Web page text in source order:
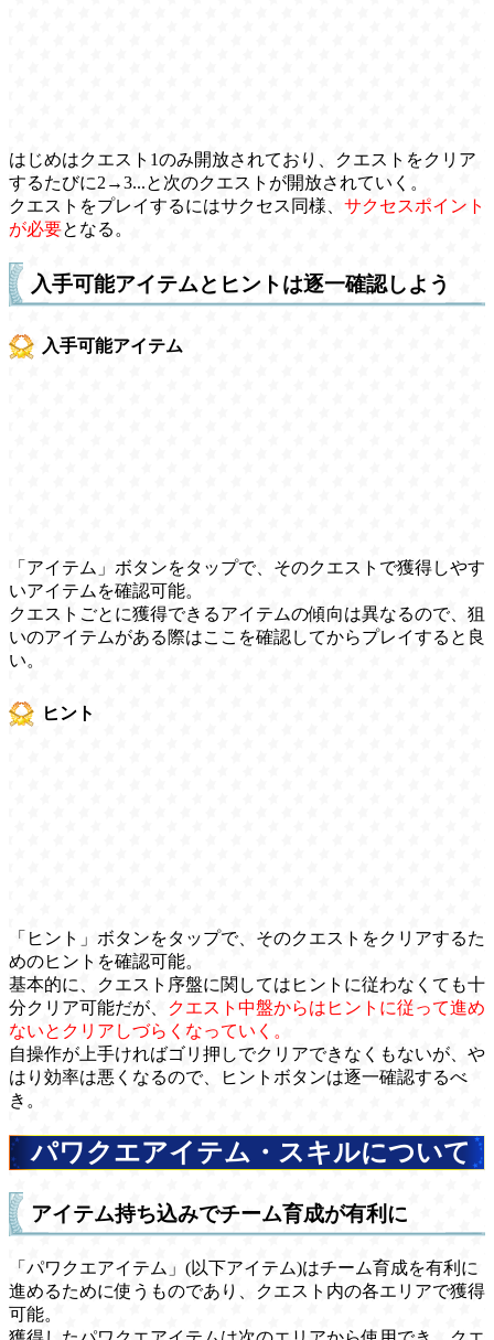
はじめはクエスト1のみ開放されており、クエストをクリア
するたびに2→3...と次のクエストが開放されていく。
クエストをプレイするにはサクセス同様、 サクセスポイント
が必要となる。
入手可能アイテムとヒントは逐一確認しよう
入手可能アイテム
「アイテム」ボタンをタップで、そのクエストで獲得しやす
いアイテムを確認可能。
クエストごとに獲得できるアイテムの傾向は異なるので、狙
いのアイテムがある際はここを確認してからプレイすると良
い。
ヒント
「ヒント」ボタンをタップで、そのクエストをクリアするた
めのヒントを確認可能。
基本的に、クエスト序盤に関してはヒントに従わなくても十
分クリア可能だが、
クエスト中盤からはヒントに従って進め
ないとクリアしづらくなっていく。
自操作が上手ければゴリ押しでクリアできなくもないが、や
はり効率は悪くなるので、ヒントボタンは逐一確認するべ
き。
パワクエアイテム・スキルについて
アイテム持ち込みでチーム育成が有利に
「パワクエアイテム」(以下アイテム)はチーム育成を有利に
進めるために使うものであり、クエスト内の各エリアで獲得
可能。